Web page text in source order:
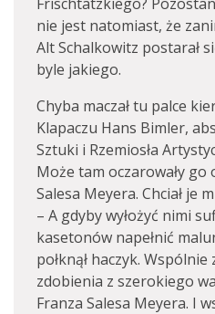
nie jest natomiast, że
Alt Schalkowitz postarał
byle jakiego.
Chyba maczał tu palce
Klapaczu Hans Bimler,
Sztuki i Rzemiosła
Może tam oczarowały
Salesa Meyera. Chciał je
– A gdyby wyłożyć nimi
kasetonów napełnić
połknął haczyk.
zdobienia z szerokiego
Franza Salesa Meyera. I